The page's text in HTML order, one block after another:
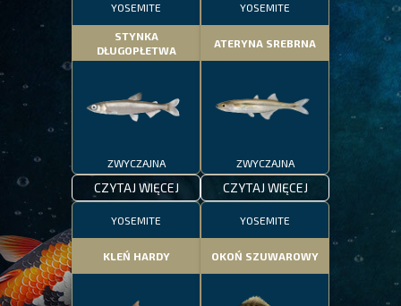
YOSEMITE
STYNKA
DŁUGOPŁETWA
ZWYCZAJNA
CZYTAJ WIĘCEJ
YOSEMITE
ATERYNA SREBRNA
ZWYCZAJNA
CZYTAJ WIĘCEJ
YOSEMITE
KLEŃ HARDY
YOSEMITE
OKOŃ SZUWAROWY